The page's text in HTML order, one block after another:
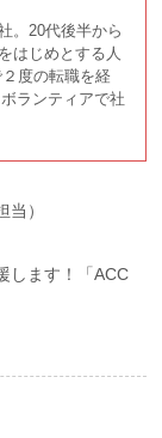
。20代後半から
はじめとする人
度の転職を経
ランティアで社
）
します！「ACC